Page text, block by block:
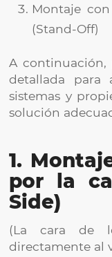
Montaje
(Stand-Off)
A continuación,
detallada para
sistemas y
solución
1.
por la
Side)
(La cara de
directamente al